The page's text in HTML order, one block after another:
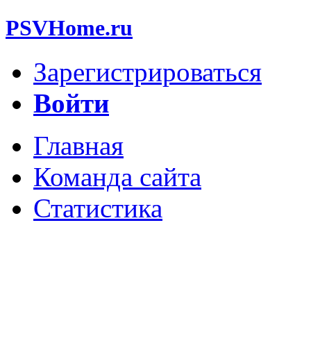
PSVHome.ru
Зарегистрироваться
Войти
Главная
Команда сайта
Статистика